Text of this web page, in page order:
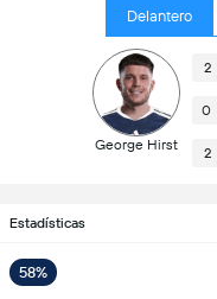
Delantero
George Hirst
2
0
2
Estadísticas
58%